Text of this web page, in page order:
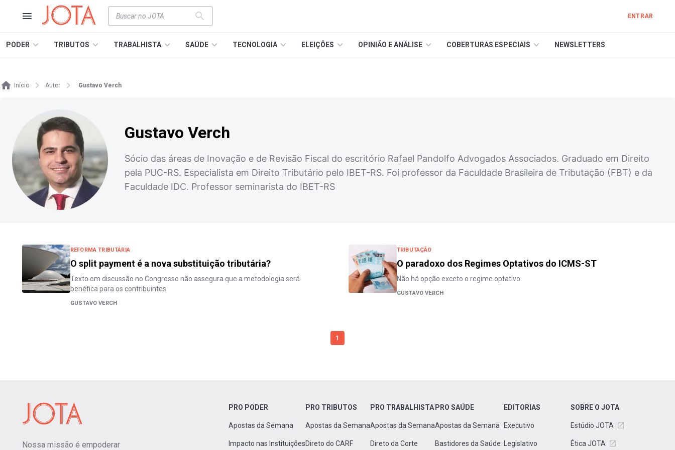
ENTRAR
PODER TRIBUTOS TRABALHISTA SAÚDE TECNOLOGIA ELEIÇÕES OPINIÃO E ANÁLISE COBERTURAS ESPECIAIS NEWSLETTERS
Início Autor Gustavo Verch
Gustavo Verch
Sócio das áreas de Inovação e de Revisão Fiscal do escritório Rafael Pandolfo Advogados Associados. Graduado em Direito
pela PUC-RS. Especialista em Direito Tributário pelo IBET-RS. Foi professor da Faculdade Brasileira de Tributação (FBT) e da
Faculdade IDC. Professor seminarista do IBET-RS
REFORMA TRIBUTÁRIA
O split payment é a nova substituição tributária?
Texto em discussão no Congresso não assegura que a metodologia será
benéfica para os contribuintes
GUSTAVO VERCH
TRIBUTAÇÃO
O paradoxo dos Regimes Optativos do ICMS-ST
Não há opção exceto o regime optativo
GUSTAVO VERCH
1
Nossa missão é empoderar
PRO PODER
Apostas da Semana
Impacto nas Instituições
PRO TRIBUTOS
Apostas da Semana
Direto do CARF
PRO TRABALHISTA
Apostas da Semana
Direto da Corte
PRO SAÚDE
Apostas da Semana
Bastidores da Saúde
EDITORIAS
Executivo
Legislativo
SOBRE O JOTA
Estúdio JOTA
Ética JOTA